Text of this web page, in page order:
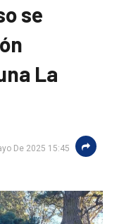
se
La
De 2025 15:45